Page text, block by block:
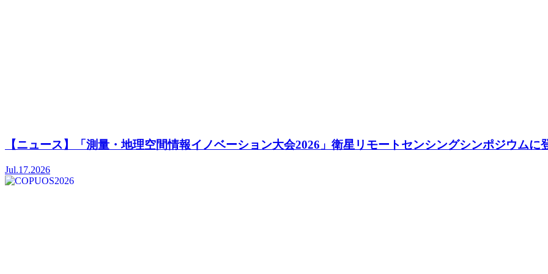
【ニュース】「測量・地理空間情報イノベーション大会2026」衛星リモートセンシングシンポジウムに
Jul.17.2026